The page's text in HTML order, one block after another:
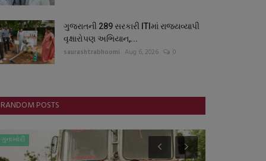
ગુજરાતની 289 સરકારી ITIમાં રાજ્યવ્યાપી
વૃક્ષારોપણ અભિયાન,...
saurashtrabhoomi Aug 6, 2026 0
RANDOM POSTS
ગુનાખોરી